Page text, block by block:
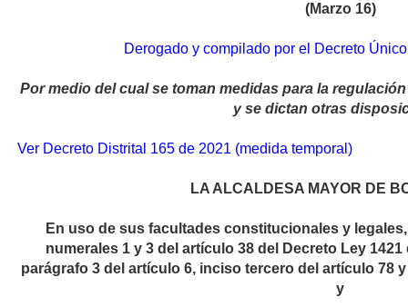
(Marzo 16)
Derogado y compilado por el Decreto
Por medio del cual se toman medidas para la
y se dictan otras
Ver Decreto Distrital 165 de 2021 (medida temporal)
LA ALCALDESA MAYOR DE
En uso de sus facultades constitucionales y
numerales 1 y 3 del artículo 38 del Decreto Ley
parágrafo 3 del artículo 6, inciso tercero del artículo 78
y